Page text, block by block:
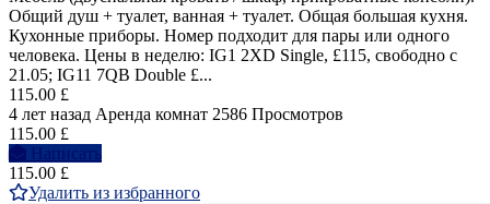
Общий душ + туалет, ванная + туалет. Общая большая кухня.
Кухонные приборы. Номер подходит для пары или одного
человека. Цены в неделю: IG1 2XD Single, £115, свободно с
21.05; IG11 7QB Double £...
115.00 £
4 лет назад Аренда комнат 2586 Просмотров
115.00 £
Написать
115.00 £
Удалить из избранного